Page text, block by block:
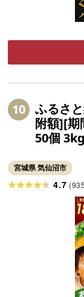
10
ふるさ
附額][期
50個 3kg
宮城県 気仙沼市
4.7 (935